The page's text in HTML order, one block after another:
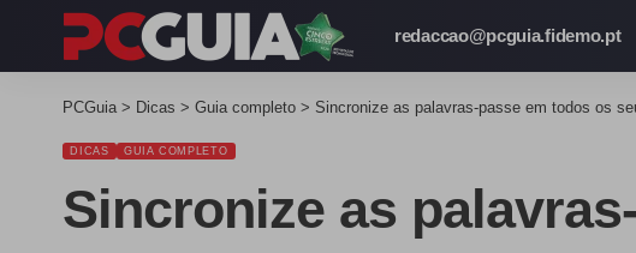
redaccao@pcguia.fidemo.pt
PCGuia > Dicas > Guia completo > Sincronize as palavras-passe em todos os
DICAS GUIA COMPLETO
Sincronize as